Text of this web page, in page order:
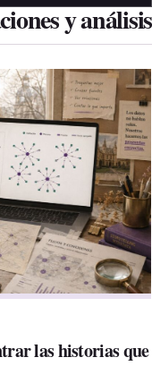
y análisis
las historias que